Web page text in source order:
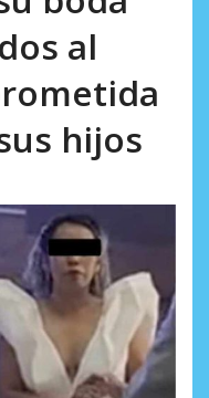
al
hijos